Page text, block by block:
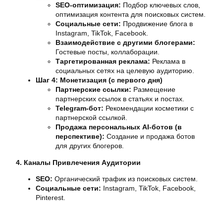
SEO-оптимизация: Подбор ключевых слов,
оптимизация контента для поисковых систем.
Социальные сети: Продвижение блога в
Instagram, TikTok, Facebook.
Взаимодействие с другими блогерами:
Гостевые посты, коллаборации.
Таргетированная реклама: Реклама в
социальных сетях на целевую аудиторию.
Шаг 4: Монетизация (с первого дня)
Партнерские ссылки: Размещение
партнерских ссылок в статьях и постах.
Telegram-бот: Рекомендации косметики с
партнерской ссылкой.
Продажа персональных AI-ботов (в
перспективе): Создание и продажа ботов
для других блогеров.
4. Каналы Привлечения Аудитории
SEO: Органический трафик из поисковых систем.
Социальные сети: Instagram, TikTok, Facebook,
Pinterest.